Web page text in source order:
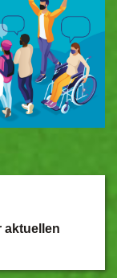
aktuellen